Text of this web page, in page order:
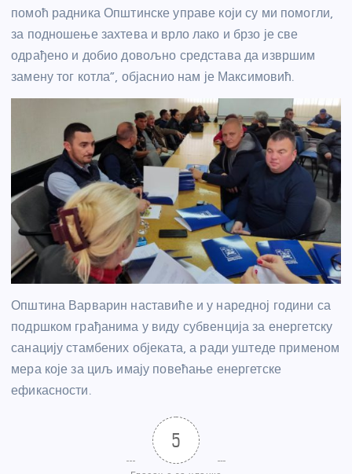
помоћ радника Општинске управе који су ми помогли,
за подношење захтева и врло лако и брзо је све
одрађено и добио довољно средстава да извршим
замену тог котла”, објаснио нам је Максимовић.
Општина Варварин наставиће и у наредној години са
подршком грађанима у виду субвенција за енергетску
санацију стамбених објеката, а ради уштеде применом
мера које за циљ имају повећање енергетске
ефикасности.
5